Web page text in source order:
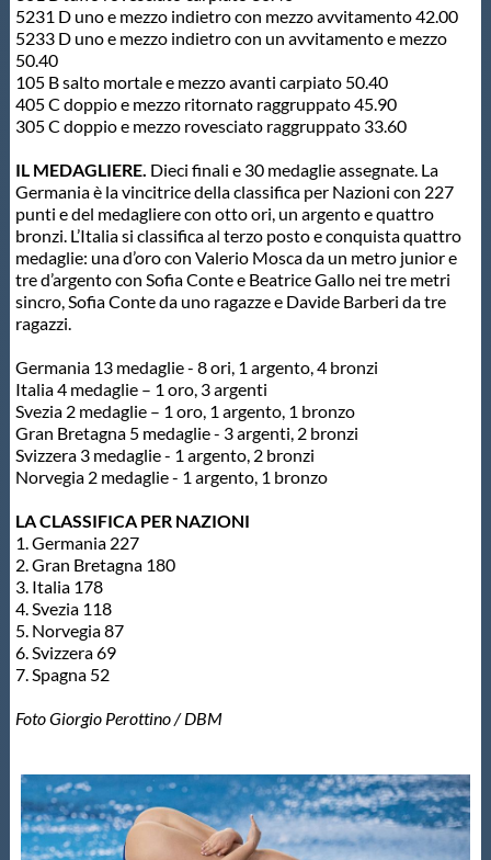
5231 D uno e mezzo indietro con mezzo avvitamento 42.00
5233 D uno e mezzo indietro con un avvitamento e mezzo
50.40
105 B salto mortale e mezzo avanti carpiato 50.40
405 C doppio e mezzo ritornato raggruppato 45.90
305 C doppio e mezzo rovesciato raggruppato 33.60
IL MEDAGLIERE. Dieci finali e 30 medaglie assegnate. La
Germania è la vincitrice della classifica per Nazioni con 227
punti e del medagliere con otto ori, un argento e quattro
bronzi. L’Italia si classifica al terzo posto e conquista quattro
medaglie: una d’oro con Valerio Mosca da un metro junior e
tre d’argento con Sofia Conte e Beatrice Gallo nei tre metri
sincro, Sofia Conte da uno ragazze e Davide Barberi da tre
ragazzi.
Germania 13 medaglie - 8 ori, 1 argento, 4 bronzi
Italia 4 medaglie – 1 oro, 3 argenti
Svezia 2 medaglie – 1 oro, 1 argento, 1 bronzo
Gran Bretagna 5 medaglie - 3 argenti, 2 bronzi
Svizzera 3 medaglie - 1 argento, 2 bronzi
Norvegia 2 medaglie - 1 argento, 1 bronzo
LA CLASSIFICA PER NAZIONI
1. Germania 227
2. Gran Bretagna 180
3. Italia 178
4. Svezia 118
5. Norvegia 87
6. Svizzera 69
7. Spagna 52
Foto Giorgio Perottino / DBM